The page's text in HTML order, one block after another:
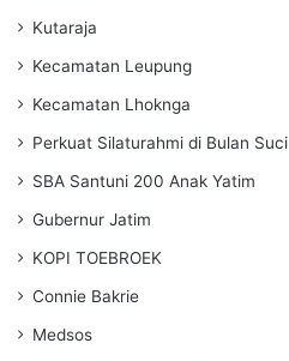
Kutaraja
Kecamatan Leupung
Kecamatan Lhoknga
Perkuat Silaturahmi di Bulan Suci
SBA Santuni 200 Anak Yatim
Gubernur Jatim
KOPI TOEBROEK
Connie Bakrie
Medsos